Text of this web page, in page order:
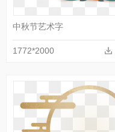
中秋节艺术字
1772*2000